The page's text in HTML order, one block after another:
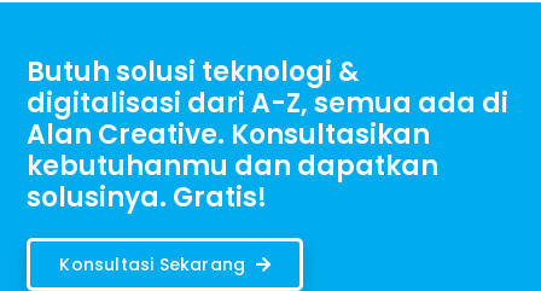
Butuh solusi teknologi &
digitalisasi dari A-Z, semua ada di
Alan Creative. Konsultasikan
kebutuhanmu dan dapatkan
solusinya. Gratis!
Konsultasi Sekarang